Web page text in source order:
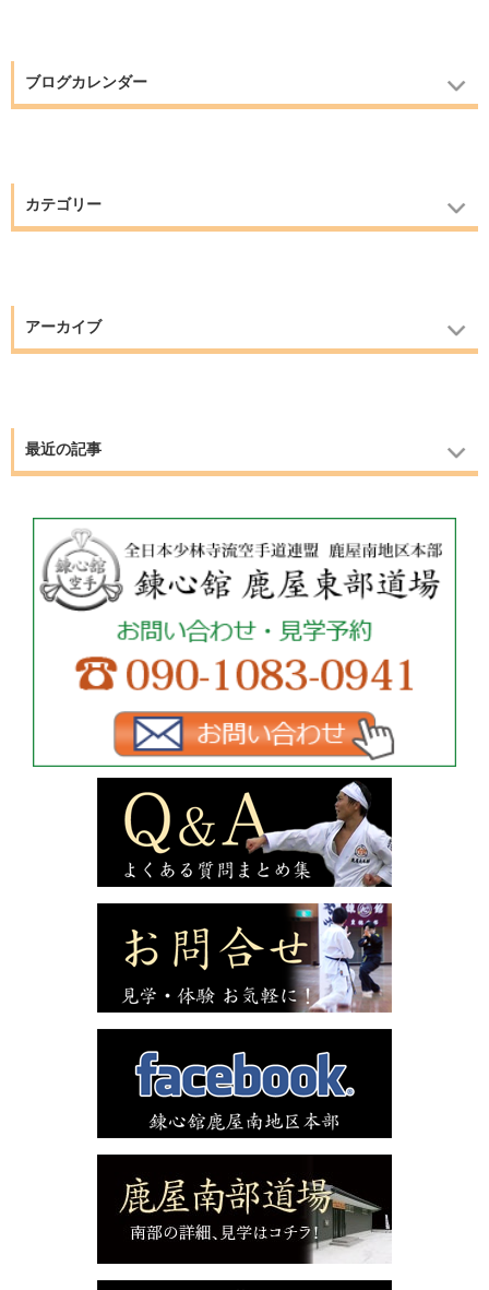
ブログカレンダー
カテゴリー
アーカイブ
最近の記事